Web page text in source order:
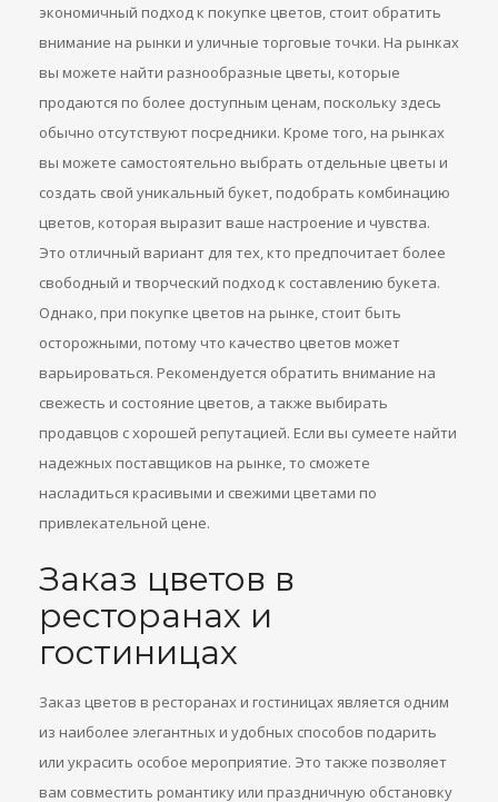
экономичный подход к покупке цветов, стоит обратить
внимание на рынки и уличные торговые точки. На рынках
вы можете найти разнообразные цветы, которые
продаются по более доступным ценам, поскольку здесь
обычно отсутствуют посредники. Кроме того, на рынках
вы можете самостоятельно выбрать отдельные цветы и
создать свой уникальный букет, подобрать комбинацию
цветов, которая выразит ваше настроение и чувства.
Это отличный вариант для тех, кто предпочитает более
свободный и творческий подход к составлению букета.
Однако, при покупке цветов на рынке, стоит быть
осторожными, потому что качество цветов может
варьироваться. Рекомендуется обратить внимание на
свежесть и состояние цветов, а также выбирать
продавцов с хорошей репутацией. Если вы сумеете найти
надежных поставщиков на рынке, то сможете
насладиться красивыми и свежими цветами по
привлекательной цене.
Заказ цветов в
ресторанах и
гостиницах
Заказ цветов в ресторанах и гостиницах является одним
из наиболее элегантных и удобных способов подарить
или украсить особое мероприятие. Это также позволяет
вам совместить романтику или праздничную обстановку